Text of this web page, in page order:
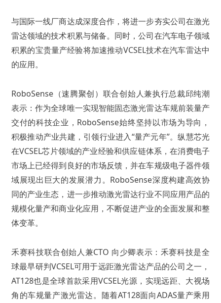
与国际一线厂商达成深度合作，将进一步夯实公司在激光
雷达领域的技术积累与储备。同时，公司在汽车电子领域
积累的宝贵量产经验将加速推动VCSEL技术在汽车雷达中
的应用。
RoboSense（速腾聚创）联合创始人兼执行总裁邱纯潮
表示：作为全球唯一实现智能固态激光雷达车规前装量产
交付的科技企业，RoboSense始终坚持以市场为导向，
积极推动产业共建，引领行业进入“量产元年”。纵慧芯光
在VCSEL芯片领域的产业经验和供应链体系，在消费电子
市场上已经得到良好的市场反馈，并在车规级电子器件领
域展现出巨大的发展潜力。RoboSense深度构建高效协
同的产业生态，进一步推动激光雷达行业不同应用产品的
规模化量产和商业化应用，不断促进产业的全面发展和整
体变革。
禾赛科技联合创始人兼CTO 向少卿表示：禾赛科技是全
球最早研判VCSEL可用于远距激光雷达产品的公司之一，
AT128也是全球首款采用VCSEL光源，实现远距、大视场
角的车规量产激光雷达。随着AT128面向ADAS量产乘用